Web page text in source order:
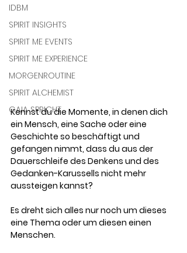
IDBM
SPIRIT INSIGHTS
SPIRIT ME EVENTS
SPIRIT ME EXPERIENCE
MORGENROUTINE
SPIRIT ALCHEMIST
GAIA SPRICHT
Kennst du die Momente, in denen dich
ein Mensch, eine Sache oder eine
Geschichte so beschäftigt und
gefangen nimmt, dass du aus der
Dauerschleife des Denkens und des
Gedanken-Karussells nicht mehr
aussteigen kannst?
Es dreht sich alles nur noch um dieses
eine Thema oder um diesen einen
Menschen.